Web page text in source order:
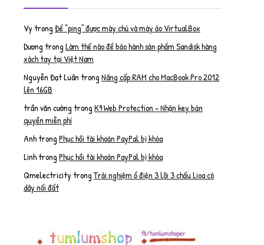
Vy trongĐể “ping” được máy chủ và máy ảo VirtualBox
Dương trongLàm thế nào để bảo hành sản phẩm Sandisk hàng
xách tay tại Việt Nam
Nguyễn Đạt Luân trongNâng cấp RAM cho MacBook Pro 2012
lên 16GB
trần văn cường trongK9 Web Protection – Nhận key bản
quyền miễn phí
AnhtrongPhục hồi tài khoản PayPal bị khóa
LinhtrongPhục hồi tài khoản PayPal bị khóa
Qmelectricity trongTrải nghiệm ổ điện 3 lõi 3 chấu Lioa có
dây nối đất